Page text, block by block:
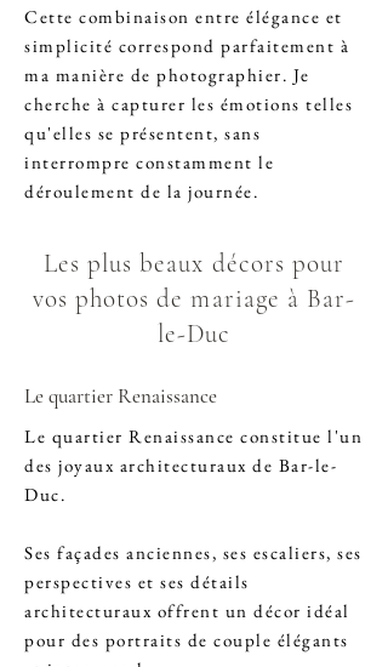
Cette combinaison entre élégance et
simplicité correspond parfaitement à
ma manière de photographier. Je
cherche à capturer les émotions telles
qu'elles se présentent, sans
interrompre constamment le
déroulement de la journée.
Les plus beaux décors pour
vos photos de mariage à Bar-
le-Duc
Le quartier Renaissance
Le quartier Renaissance constitue l'un
des joyaux architecturaux de Bar-le-
Duc.
Ses façades anciennes, ses escaliers, ses
perspectives et ses détails
architecturaux offrent un décor idéal
pour des portraits de couple élégants